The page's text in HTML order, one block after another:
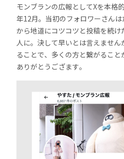
モンブランの広報としてXを本格
年12月。当初のフォロワーさん
から地道にコツコツと投稿を続
人に。決して早いとは言えませ
ることで、多くの方と繋がること
ありがとうござます。